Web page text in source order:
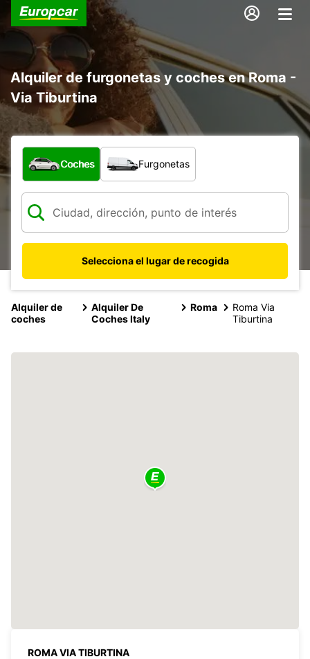
Alquiler de furgonetas y coches en Roma -
Via Tiburtina
¿Qué tipo de vehículo?
Coches Furgonetas
Selecciona el lugar de recogida
Alquiler de
coches
Alquiler De
Coches Italy
Roma
Roma Via
Tiburtina
ROMA VIA TIBURTINA